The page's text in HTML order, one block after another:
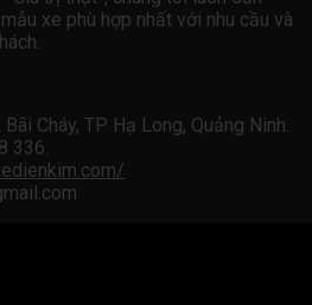
xe phù hợp nhất với nhu cầu và
Cháy, TP Hạ Long, Quảng Ninh.
336.